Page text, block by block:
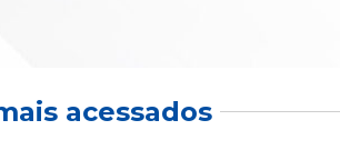
acessados